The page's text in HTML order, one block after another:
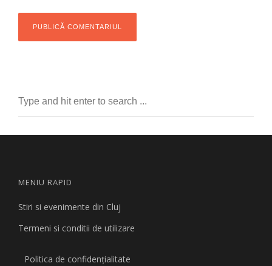
MENIU RAPID
Stiri si evenimente din Cluj
Termeni si conditii de utilizare
Politica de confidențialitate